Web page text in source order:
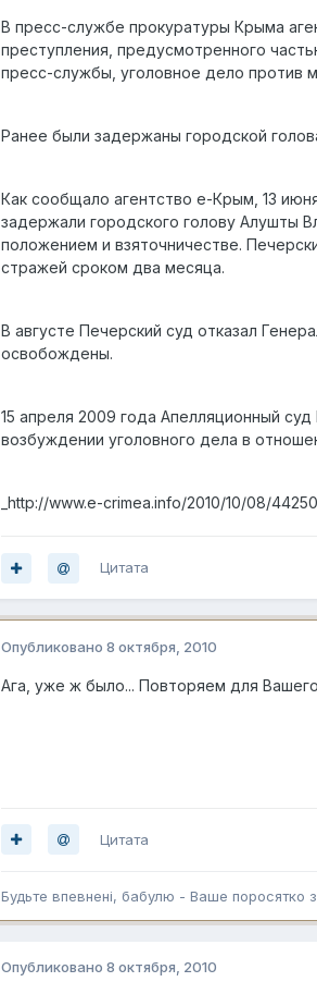
В пресс-службе прокуратуры Крыма
преступления, предусмотренного
пресс-службы, уголовное дело против
Ранее были задержаны городской
Как сообщало агентство е-Крым, 13
задержали городского голову Алушты
положением и взяточничестве.
стражей сроком два месяца.
В августе Печерский суд отказал
освобождены.
15 апреля 2009 года Апелляционный
возбуждении уголовного дела в
_http://www.e-crimea.info/2010/10/08/
Цитата
Опубликовано 8 октября, 2010
Ага, уже ж было... Повторяем для
Цитата
Будьте впевненi, бабулю - Ваше поросятко
Опубликовано 8 октября, 2010